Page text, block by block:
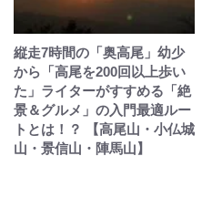
縦走7時間の「奥高尾」幼少
から「高尾を200回以上歩い
た」ライターがすすめる「絶
景＆グルメ」の入門最適ルー
トとは！？ 【高尾山・小仏城
山・景信山・陣馬山】